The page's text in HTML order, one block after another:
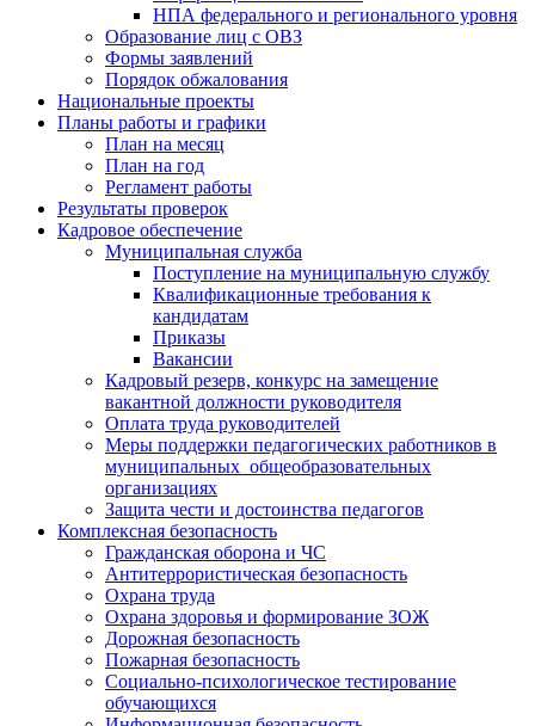
НПА федерального и регионального уровня
Образование лиц с ОВЗ
Формы заявлений
Порядок обжалования
Национальные проекты
Планы работы и графики
План на месяц
План на год
Регламент работы
Результаты проверок
Кадровое обеспечение
Муниципальная служба
Поступление на муниципальную службу
Квалификационные требования к
кандидатам
Приказы
Вакансии
Кадровый резерв, конкурс на замещение
вакантной должности руководителя
Оплата труда руководителей
Меры поддержки педагогических работников в
муниципальных общеобразовательных
организациях
Защита чести и достоинства педагогов
Комплексная безопасность
Гражданская оборона и ЧС
Антитеррористическая безопасность
Охрана труда
Охрана здоровья и формирование ЗОЖ
Дорожная безопасность
Пожарная безопасность
Социально-психологическое тестирование
обучающихся